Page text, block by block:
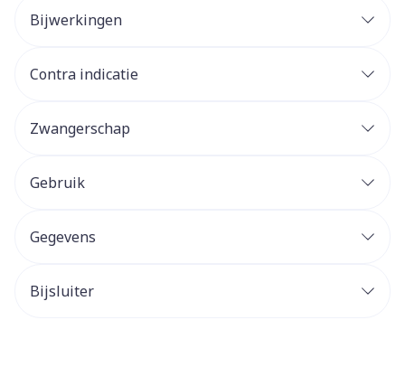
Bijwerkingen
Contra indicatie
Zwangerschap
Gebruik
Gegevens
Bijsluiter